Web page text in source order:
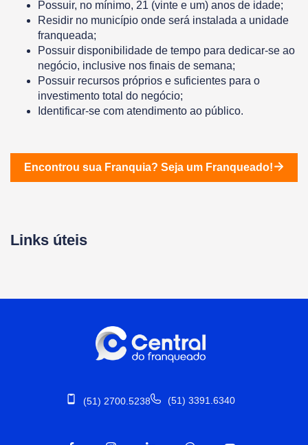
Possuir, no mínimo, 21 (vinte e um) anos de idade;
Residir no município onde será instalada a unidade
franqueada;
Possuir disponibilidade de tempo para dedicar-se ao
negócio, inclusive nos finais de semana;
Possuir recursos próprios e suficientes para o
investimento total do negócio;
Identificar-se com atendimento ao público.
Encontrou sua Franquia? Seja um Franqueado!
Links úteis
(51) 2700.5238 (51) 3391.6340